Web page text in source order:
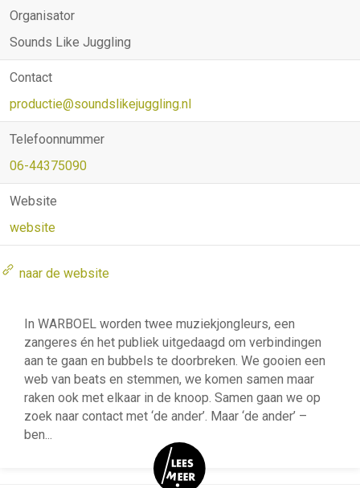
Organisator
Sounds Like Juggling
Contact
productie@soundslikejuggling.nl
Telefoonnummer
06-44375090
Website
website
naar de website
In WARBOEL worden twee muziekjongleurs, een
zangeres én het publiek uitgedaagd om verbindingen
aan te gaan en bubbels te doorbreken. We gooien een
web van beats en stemmen, we komen samen maar
raken ook met elkaar in de knoop. Samen gaan we op
zoek naar contact met ‘de ander’. Maar ‘de ander’ –
ben